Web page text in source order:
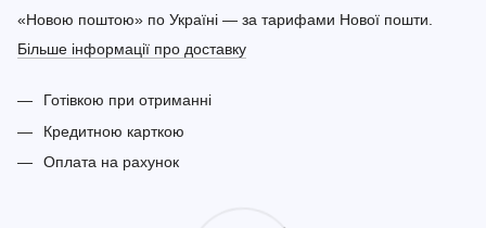
«Новою поштою» по Україні — за тарифами Нової пошти.
Більше інформації про доставку
Готівкою при отриманні
Кредитною карткою
Оплата на рахунок